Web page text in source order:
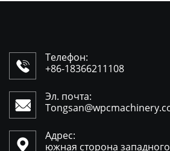

Телефон:
+86-18366211108

Эл. почта:

Адрес:
южная сторона